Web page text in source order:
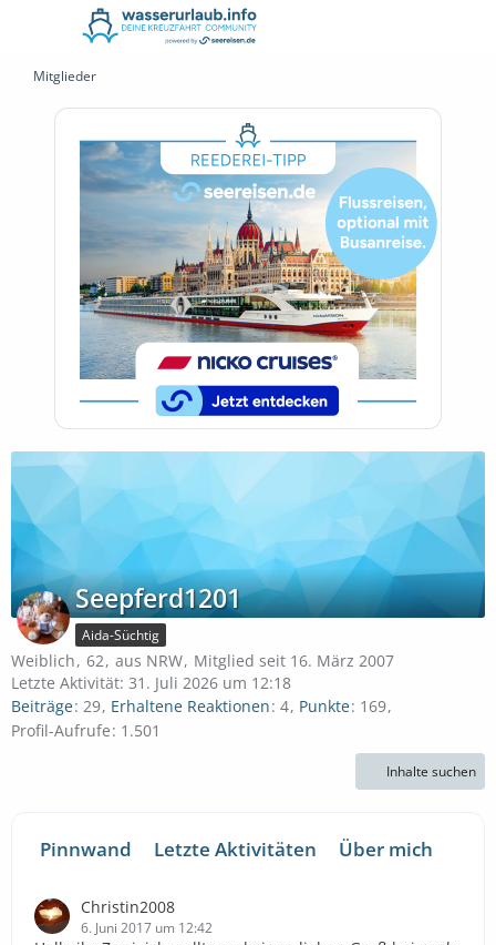
Mitglieder
Seepferd1201
Aida-Süchtig
Weiblich 62 aus NRW Mitglied seit 16. März 2007
Letzte Aktivität: 31. Juli 2026 um 12:18
Beiträge 29 Erhaltene Reaktionen 4 Punkte 169
Profil-Aufrufe 1.501
Inhalte suchen
Pinnwand Letzte Aktivitäten Über mich
Christin2008
6. Juni 2017 um 12:42